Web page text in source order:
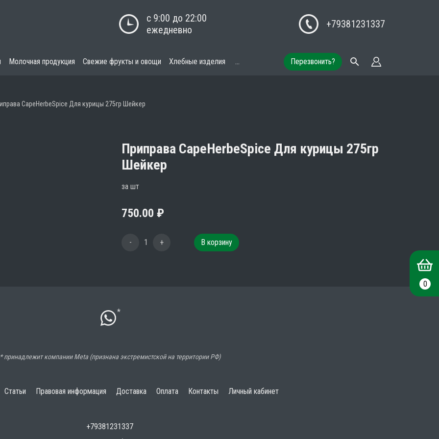
с 9:00 до 22:00
ежедневно
+79381231337
Молочная продукция Свежие фрукты и овощи Хлебные изделия ... Перезвонить?
CapeHerbeSpice Для курицы 275гр Шейкер
Приправа CapeHerbeSpice Для курицы 275гр
Шейкер
за шт
750.00 ₽
- 1 + В корзину
*
* принадлежит компании Meta (признана экстремистской на территории РФ)
Статьи Правовая информация Доставка Оплата Контакты Личный кабинет
+79381231337
0